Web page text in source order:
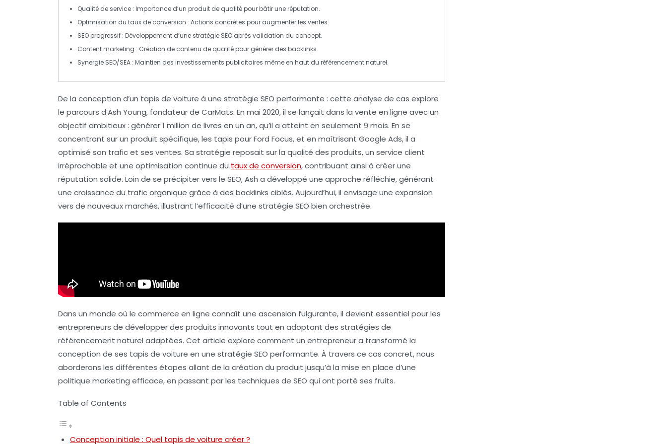
Qualité de service : Importance d’un produit de qualitépour bâtir uneréputation.
Optimisation du taux de conversion : Actions concrètes pour augmenter les ventes.
SEO progressif : Développement d’une stratégie SEO après validation du concept.
Content marketing : Création de contenu de qualitépour générer des backlinks.
Synergie SEO/SEA : Maintien des investissements publicitaires même en haut du référencement naturel.
De la conception d’un tapis de voiture à une stratégie SEO performante : cette analyse de cas explore
le parcours d’Ash Young, fondateur de CarMats. En mai 2020, il se lançait dans la vente en ligne avec un
objectif ambitieux : générer 1 million de livres en un an, qu’il a atteint en seulement 9 mois. En se
concentrant surun produit spécifique, les tapis pour Ford Focus, et en maîtrisant Google Ads, il a
optimisé son trafic et ses ventes. Sa stratégie reposait sur la qualité des produits, un service client
irréprochable et une optimisation continue du taux de conversion, contribuant ainsi à créer une
réputation solide. Loin de se précipiter vers le SEO, Ash a développé une approche réfléchie, générant
une croissance du trafic organique grâce à des backlinks ciblés. Aujourd’hui, il envisage une expansion
vers de nouveaux marchés, illustrant l’efficacité d’une stratégie SEO bien orchestrée.
Dans un monde où le commerce en ligne connaît une ascension fulgurante, il devient essentiel pour les
entrepreneurs de développer des produits innovants tout en adoptant des stratégies de
référencement naturel adaptées. Cet article explore comment un entrepreneur a transformé la
conception de ses tapis de voiture en une stratégie SEO performante. À travers ce cas concret, nous
aborderons les différentes étapes allant de la création du produit jusqu’à la mise en place d’une
politique marketing efficace, en passant par les techniques de SEO qui ont porté ses fruits.
Table of Contents
Conception initiale : Quel tapis de voiture créer ?